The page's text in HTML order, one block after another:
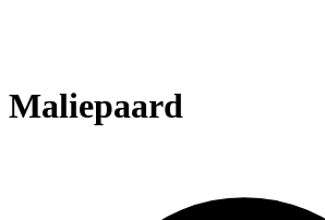
Maliepaard